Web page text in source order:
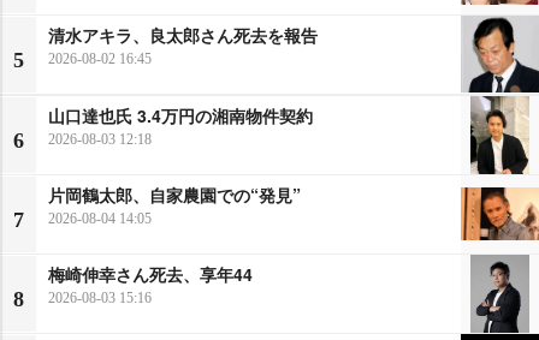
5
清水アキラ、良太郎さん死去を報告
2026-08-02 16:45
6
山口達也氏 3.4万円の湘南物件契約
2026-08-03 12:18
7
片岡鶴太郎、自家農園での“発見”
2026-08-04 14:05
8
梅崎伸幸さん死去、享年44
2026-08-03 15:16